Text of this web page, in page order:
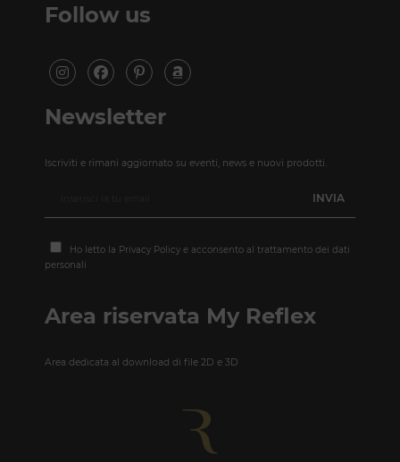
Follow us
Newsletter
Iscriviti e rimani aggiornato su eventi, news e nuovi prodotti.
Ho letto la Privacy Policy e acconsento al trattamento dei dati
personali
Area riservata My Reflex
Area dedicata al download di file 2D e 3D